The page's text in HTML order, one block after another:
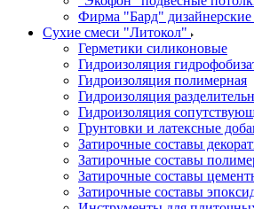
Фирма "Бард" дизайнерские
Сухие смеси "Литокол"
Герметики силиконовые
Гидроизоляция
Гидроизоляция полимерная
Гидроизоляция
Гидроизоляция
Грунтовки и латексные
Затирочные составы
Затирочные составы
Затирочные составы
Затирочные составы